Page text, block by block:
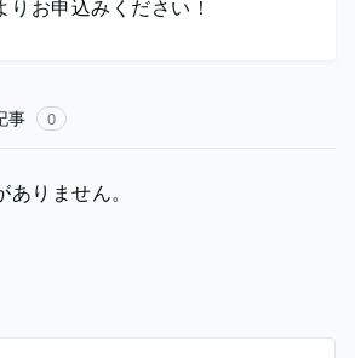
お申込みください！
事 0
りません。